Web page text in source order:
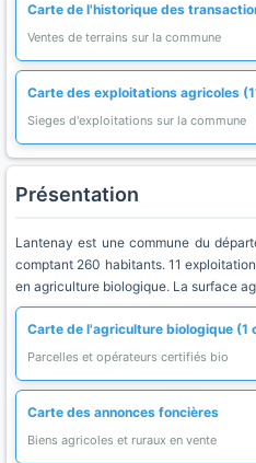
Carte de l'historique des
Ventes de terrains sur la commune
Carte des exploitations agricoles
Sieges d'exploitations sur la commune
Présentation
Lantenay est une commune du
comptant 260 habitants. 11
en agriculture biologique. La surface
Carte de l'agriculture biologique (1
Parcelles et opérateurs certifiés bio
Carte des annonces foncières
Biens agricoles et ruraux en vente